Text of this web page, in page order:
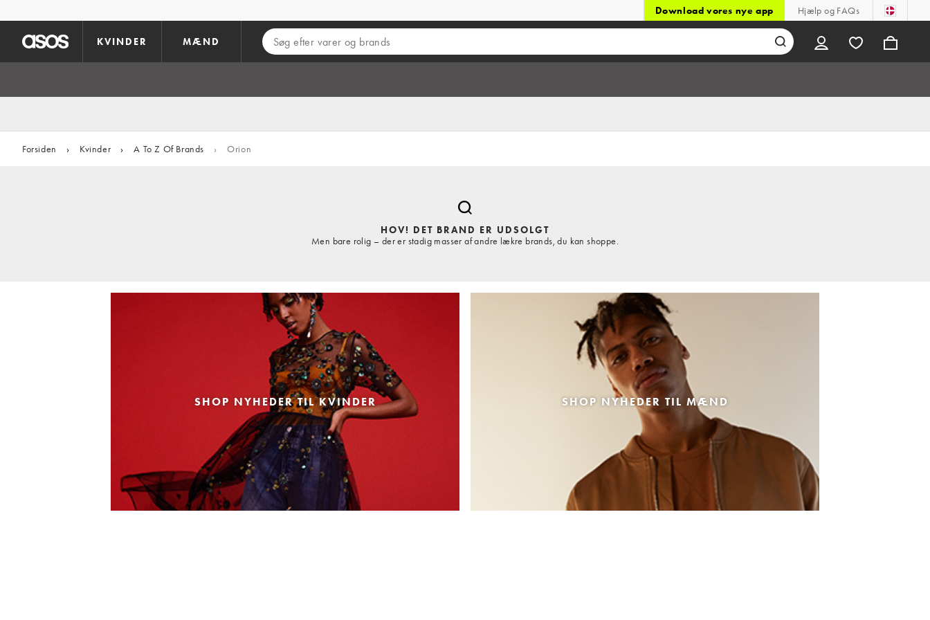
Download vores nye app Hjælp og FAQs
KVINDER MÆND
Forsiden › Kvinder › A To Z Of Brands › Orion
HOV! DET BRAND ER UDSOLGT
Men bare rolig – der er stadig masser af andre lækre brands, du kan shoppe.
SHOP NYHEDER TIL KVINDER SHOP NYHEDER TIL MÆND